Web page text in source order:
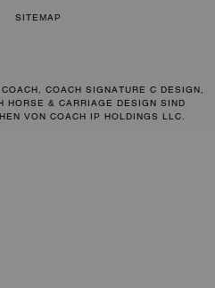
SITEMAP
COACH SIGNATURE C DESIGN,
HORSE & CARRIAGE DESIGN SIND
VON COACH IP HOLDINGS LLC.